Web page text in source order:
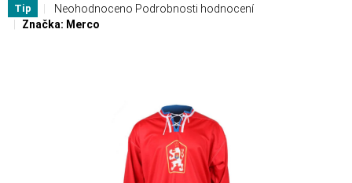
Tip Průměrné hodnocení produktu je 0,0 z 5 hvězdiček.
Neohodnoceno Podrobnosti hodnocení
Značka: Merco